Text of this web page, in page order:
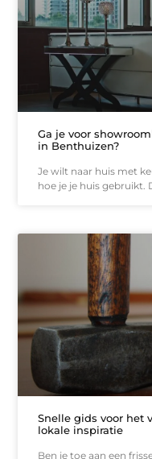
Ga je voor
in Benthuizen?
Je wilt naar huis met
hoe je je huis gebruikt.
Snelle gids voor het
lokale inspiratie
Ben je toe aan een